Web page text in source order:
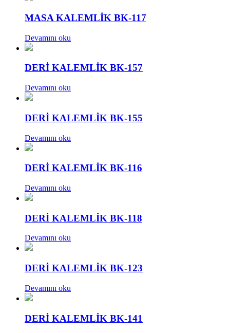
MASA KALEMLİK BK-117
Devamını oku
DERİ KALEMLİK BK-157
Devamını oku
DERİ KALEMLİK BK-155
Devamını oku
DERİ KALEMLİK BK-116
Devamını oku
DERİ KALEMLİK BK-118
Devamını oku
DERİ KALEMLİK BK-123
Devamını oku
DERİ KALEMLİK BK-141